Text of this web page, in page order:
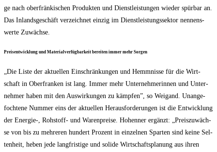
ge nach ober­frän­ki­schen Pro­duk­ten und Dienst­leis­tun­gen wie­der spür­bar an.
Das Inlands­ge­schäft ver­zeich­net ein­zig im Dienst­leis­tungs­sek­tor nen­nens­
wer­te Zuwächse.
Preis­ent­wick­lung und Mate­ri­al­ver­füg­bar­keit berei­ten immer mehr Sorgen
„Die Lis­te der aktu­el­len Ein­schrän­kun­gen und Hemm­nis­se für die Wirt­
schaft in Ober­fran­ken ist lang. Immer mehr Unter­neh­me­rin­nen und Unter­
neh­mer haben mit den Aus­wir­kun­gen zu kämp­fen”, so Weig­and. Unan­ge­
foch­te­ne Num­mer eins der aktu­el­len Her­aus­for­de­run­gen ist die Ent­wick­lung
der Energie‑, Roh­stoff- und Waren­prei­se. Hohen­ner ergänzt: „Preis­zu­wäch­
se von bis zu meh­re­ren hun­dert Pro­zent in ein­zel­nen Spar­ten sind kei­ne Sel­
ten­heit, heben jede lang­fris­ti­ge und soli­de Wirt­schafts­pla­nung aus ihren